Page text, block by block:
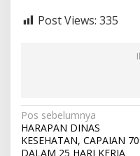
Post Views: 335
Navigasi
pos
Pos sebelumnya
HARAPAN DINAS
KESEHATAN, CAPAIAN
DALAM 25 HARI KERJA